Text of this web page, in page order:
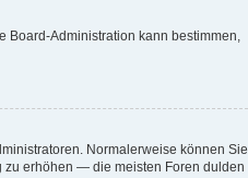
Board-Administration kann bestimmen,
Normalerweise können Sie
zu erhöhen — die meisten Foren dulden